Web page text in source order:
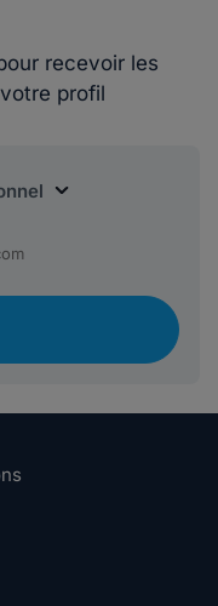
recevoir les
profil